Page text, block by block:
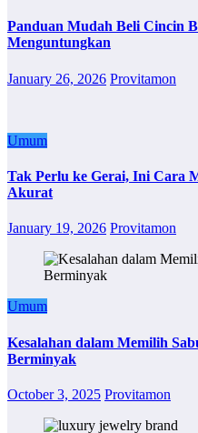
Panduan Mudah Beli Cincin
Menguntungkan
January 26, 2026 Provitamon
Umum
Tak Perlu ke Gerai, Ini Cara
Akurat
January 19, 2026 Provitamon
Umum
Kesalahan dalam Memilih
Berminyak
October 3, 2025 Provitamon